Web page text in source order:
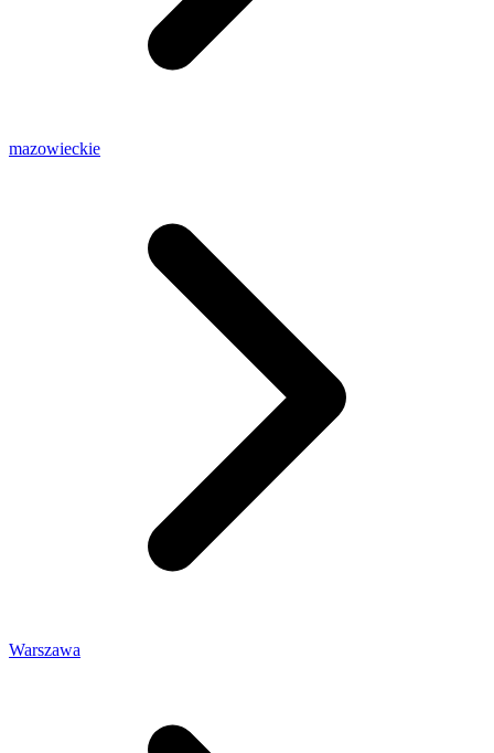
mazowieckie
Warszawa